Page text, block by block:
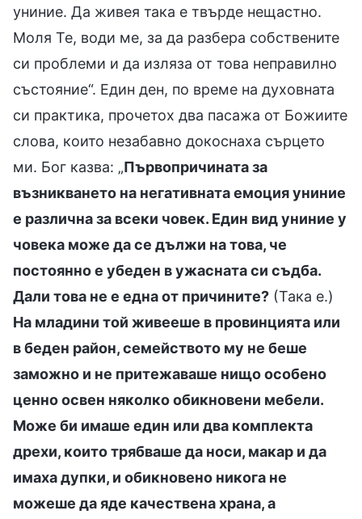
униние. Да живея така е твърде нещастно.
Моля Те, води ме, за да разбера собствените
си проблеми и да изляза от това неправилно
състояние“. Един ден, по време на духовната
си практика, прочетох два пасажа от Божиите
слова, които незабавно докоснаха сърцето
ми. Бог казва: „Първопричината за
възникването на негативната емоция униние
е различна за всеки човек. Един вид униние у
човека може да се дължи на това, че
постоянно е убеден в ужасната си съдба.
Дали това не е една от причините? (Така е.)
На младини той живееше в провинцията или
в беден район, семейството му не беше
заможно и не притежаваше нищо особено
ценно освен няколко обикновени мебели.
Може би имаше един или два комплекта
дрехи, които трябваше да носи, макар и да
имаха дупки, и обикновено никога не
можеше да яде качествена храна, а